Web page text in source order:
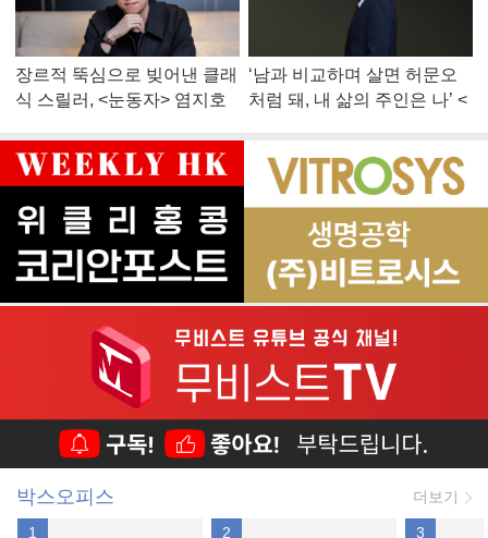
장르적 뚝심으로 빚어낸 클래
식 스릴러, <눈동자> 염지호
‘남과 비교하며 살면 허문오
처럼 돼, 내 삶의 주인은 나’ <
박스오피스 더보기
1 2 3